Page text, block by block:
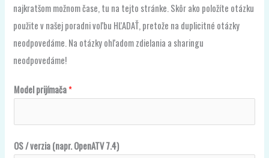
najkratšom možnom čase, tu na tejto stránke. Skôr ako položíte otázku
použite v našej poradni voľbu HĽADAŤ, pretože na duplicitné otázky
neodpovedáme. Na otázky ohľadom zdielania a sharingu
neodpovedáme!
Model prijímača*
OS / verzia (napr. OpenATV 7.4)